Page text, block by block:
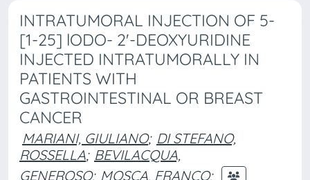
INTRATUMORAL INJECTION OF 5-
[1-25] lODO- 2'-DEOXYURIDINE
INJECTED INTRATUMORALLY IN
PATIENTS WITH
GASTROINTESTINAL OR BREAST
CANCER
MARIANI, GIULIANO; DI STEFANO,
ROSSELLA; BEVILACQUA,
GENEROSO; MOSCA, FRANCO;